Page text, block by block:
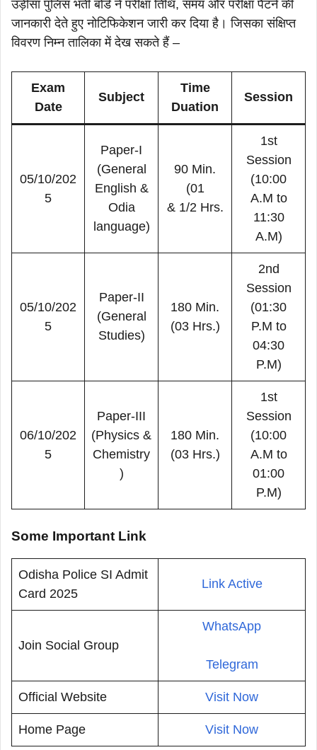
उड़ीसा पुलिस भर्ती बोर्ड ने परीक्षा तिथि, समय और परीक्षा पैटर्न की
जानकारी देते हुए नोटिफिकेशन जारी कर दिया है। जिसका संक्षिप्त
विवरण निम्न तालिका में देख सकते हैं –
Exam
Date
Subject
Time
Duation
Session
05/10/202
5
Paper-I
(General
English &
Odia
language)
90 Min.
(01
& 1/2 Hrs.
1st
Session
(10:00
A.M to
11:30
А.M)
05/10/202
5
Paper-II
(General
Studies)
180 Min.
(03 Hrs.)
2nd
Session
(01:30
P.M to
04:30
P.M)
06/10/202
5
Paper-III
(Physics &
Chemistry
)
180 Min.
(03 Hrs.)
1st
Session
(10:00
A.M to
01:00
P.M)
Some Important Link
Odisha Police SI Admit
Card 2025
Link Active
Join Social Group
WhatsApp
Telegram
Official Website Visit Now
Home Page Visit Now